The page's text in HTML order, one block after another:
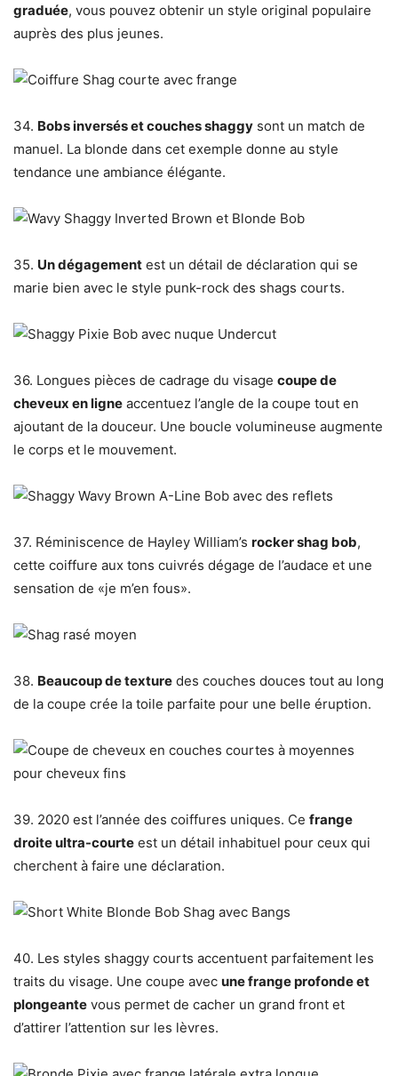
graduée, vous pouvez obtenir un style original populaire
auprès des plus jeunes.
34. Bobs inversés et couches shaggy sont un match de
manuel. La blonde dans cet exemple donne au style
tendance une ambiance élégante.
35. Un dégagement est un détail de déclaration qui se
marie bien avec le style punk-rock des shags courts.
36. Longues pièces de cadrage du visage coupe de
cheveux en ligne accentuez l’angle de la coupe tout en
ajoutant de la douceur. Une boucle volumineuse augmente
le corps et le mouvement.
37. Réminiscence de Hayley William’s rocker shag bob,
cette coiffure aux tons cuivrés dégage de l’audace et une
sensation de «je m’en fous».
38. Beaucoup de texture des couches douces tout au long
de la coupe crée la toile parfaite pour une belle éruption.
39. 2020 est l’année des coiffures uniques. Ce frange
droite ultra-courte est un détail inhabituel pour ceux qui
cherchent à faire une déclaration.
40. Les styles shaggy courts accentuent parfaitement les
traits du visage. Une coupe avec une frange profonde et
plongeante vous permet de cacher un grand front et
d’attirer l’attention sur les lèvres.